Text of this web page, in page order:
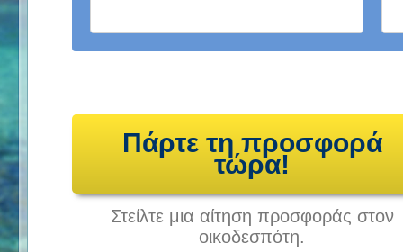
Πάρτε τη προσφορά
τώρα!
Στείλτε μια αίτηση προσφοράς στον
οικοδεσπότη.